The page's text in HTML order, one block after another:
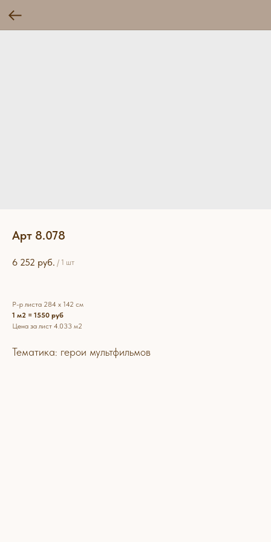
Арт 8.078
6 252 руб. / 1 шт
Р-р листа 284 х 142 см
1 м2 = 1550 руб
Цена за лист 4.033 м2
Тематика: герои мультфильмов